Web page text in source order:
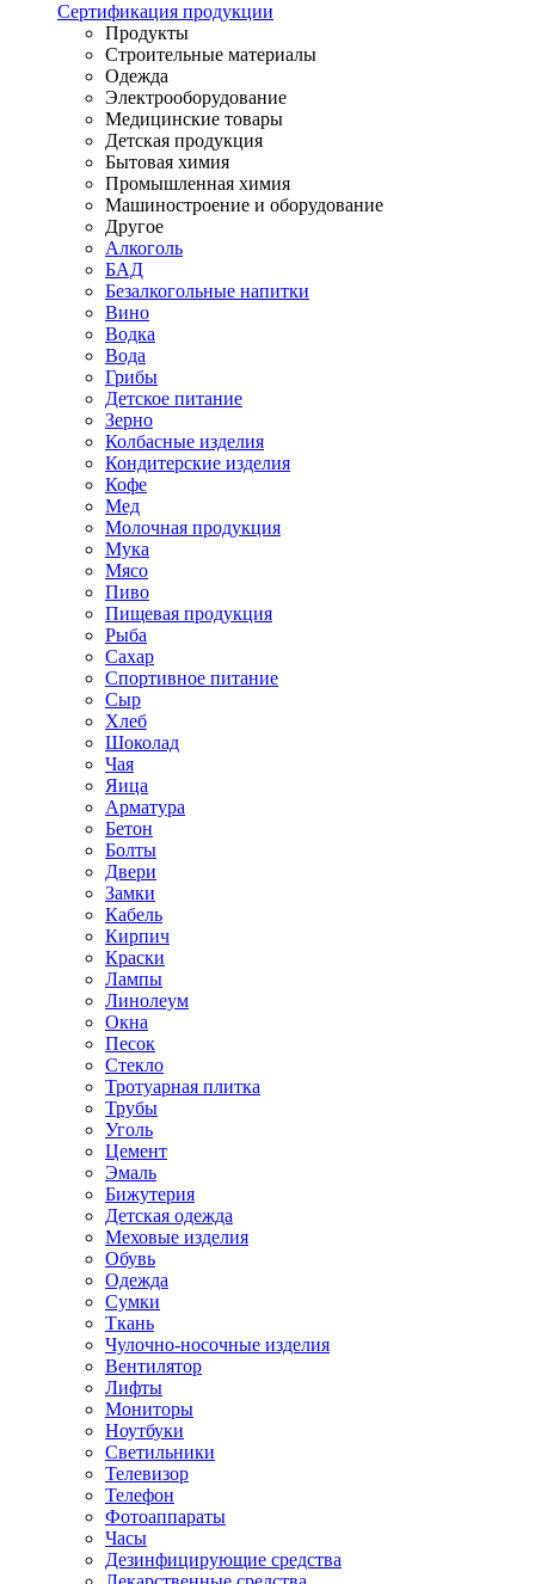
Сертификация продукции
Продукты
Строительные материалы
Одежда
Электрооборудование
Медицинские товары
Детская продукция
Бытовая химия
Промышленная химия
Машиностроение и оборудование
Другое
Алкоголь
БАД
Безалкогольные напитки
Вино
Водка
Вода
Грибы
Детское питание
Зерно
Колбасные изделия
Кондитерские изделия
Кофе
Мед
Молочная продукция
Мука
Мясо
Пиво
Пищевая продукция
Рыба
Сахар
Спортивное питание
Сыр
Хлеб
Шоколад
Чая
Яица
Арматура
Бетон
Болты
Двери
Замки
Кабель
Кирпич
Краски
Лампы
Линолеум
Окна
Песок
Стекло
Тротуарная плитка
Трубы
Уголь
Цемент
Эмаль
Бижутерия
Детская одежда
Меховые изделия
Обувь
Одежда
Сумки
Ткань
Чулочно-носочные изделия
Вентилятор
Лифты
Мониторы
Ноутбуки
Светильники
Телевизор
Телефон
Фотоаппараты
Часы
Дезинфицирующие средства